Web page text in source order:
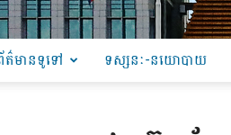
ត៌មានទូទៅ ទស្សនៈ-នយោបាយ